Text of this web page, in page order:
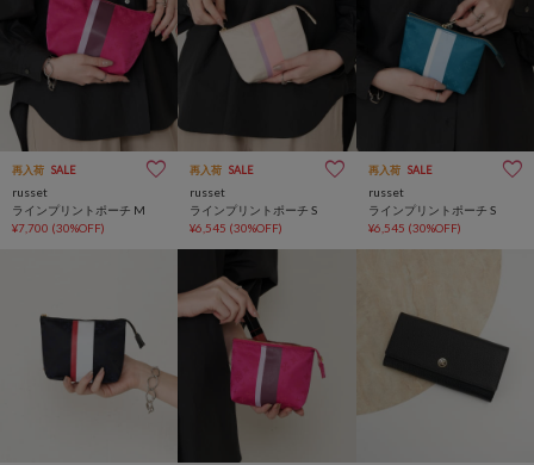
再入荷 SALE
russet
ラインプリントポーチ M
¥7,700 (30%OFF)
再入荷 SALE
russet
ラインプリントポーチ S
¥6,545 (30%OFF)
再入荷 SALE
russet
ラインプリントポーチ S
¥6,545 (30%OFF)